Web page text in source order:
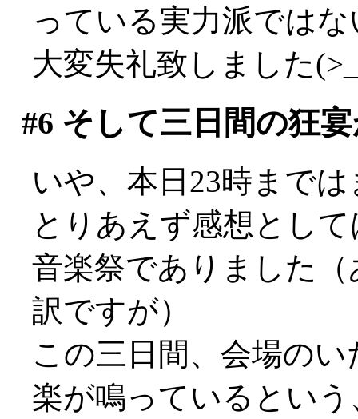
っている実力派では
大変失礼致しました
#6 そして三日間の狂
いや、本日23時まで
とりあえず感想とし
音楽祭でありました
訳ですが）
この三日間、会場の
楽が鳴っているとい